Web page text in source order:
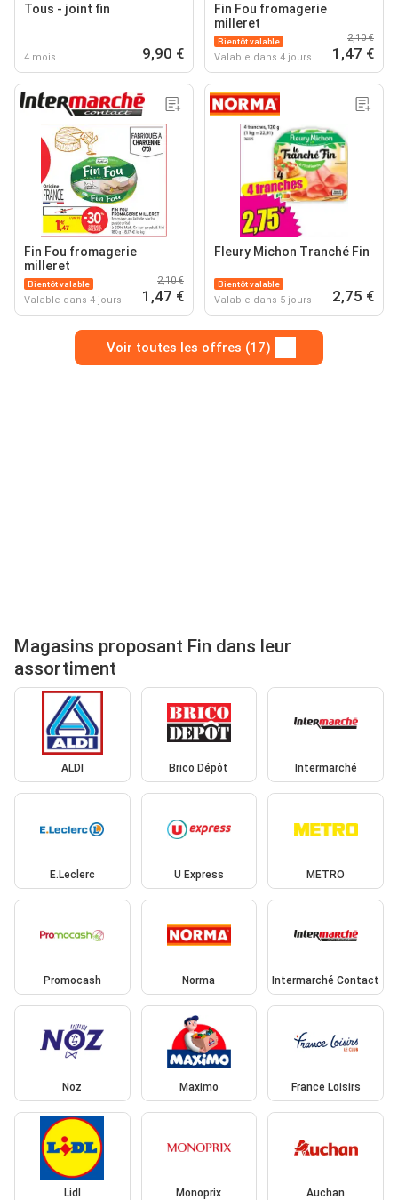
Tous - joint fin
4 mois 9,90 €
Fin Fou fromagerie
milleret
Bientôt valable
Valable dans 4 jours
2,10 €
1,47 €
Fin Fou fromagerie
milleret
Bientôt valable
Valable dans 4 jours
2,10 €
1,47 €
Fleury Michon Tranché Fin
Bientôt valable
Valable dans 5 jours 2,75 €
Voir toutes les offres (17)
Magasins proposant Fin dans leur
assortiment
ALDI Brico Dépôt Intermarché
E.Leclerc U Express METRO
Promocash Norma Intermarché Contact
Noz Maximo France Loisirs
Lidl Monoprix Auchan